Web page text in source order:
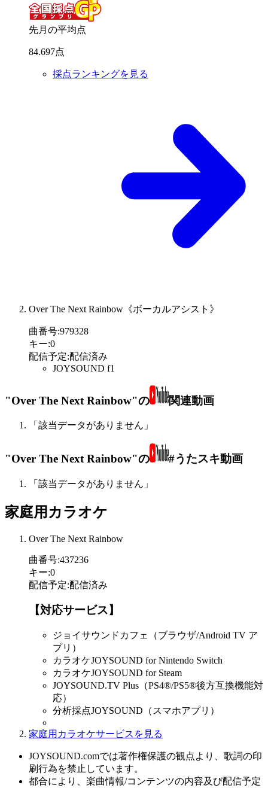
先月の平均点
84.697点
採点ランキングを見る
Over The Next Rainbow《ボーカルアシスト》
曲番号:979328
キー:0
配信予定:配信済み
JOYSOUND f1
"Over The Next Rainbow"の 関連動画
「該当データがありません」
"Over The Next Rainbow"の #うたスキ動画
「該当データがありません」
家庭用カラオケ
Over The Next Rainbow
曲番号:437236
キー:0
配信予定:配信済み
【対応サービス】
ジョイサウンドカフェ（ブラウザ/Android TV ア
プリ）
カラオケJOYSOUND for Nintendo Switch
カラオケJOYSOUND for Steam
JOYSOUND.TV Plus（PS4®/PS5®後方互換機能対
応）
分析採点JOYSOUND（スマホアプリ）
家庭用カラオケサービスを見る
JOYSOUND.comでは著作権保護の観点より、歌詞の印
刷行為を禁止しています。
都合により、楽曲情報/コンテンツの内容及び配信予定